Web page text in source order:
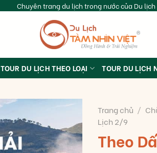
Chuyên trang du lịch trong nước của Du
TOUR DU LỊCH THEO LOẠI TOUR DU LỊCH
Trang chủ /
Lịch 2/9
Theo